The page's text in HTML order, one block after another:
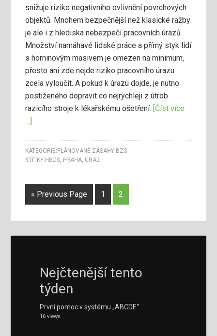
snižuje riziko negativního ovlivnění povrchových
objektů. Mnohem bezpečnější než klasické ražby
je ale i z hlediska nebezpečí pracovních úrazů.
Množství namáhavé lidské práce a přímý styk lidí
s horninovým masivem je omezen na minimum,
přesto ani zde nejde riziko pracovního úrazu
zcela vyloučit. A pokud k úrazu dojde, je nutno
postiženého dopravit co nejrychleji z útrob
razicího stroje k lékařskému ošetření. [Číst více
…]
KATEGORIE: PLÁNOVANÉ ZÁSAHY BZS
ŠTÍTKY: HBZS, PRAHA, ÚRAZ
« Previous Page 1 2
Nejčtenější tento
týden
První pomoc v systému „ABCDE“
16 views